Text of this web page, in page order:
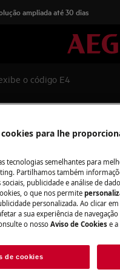
ampliada até 30 dias
o código E4
o código
para lhe
tecnologias semelhantes para
Partilhamos também
publicidade e análise de
o que nos permite
personalizada. Ao clicar
a sua experiência de
o nosso Aviso de Cookies e a
de cookies